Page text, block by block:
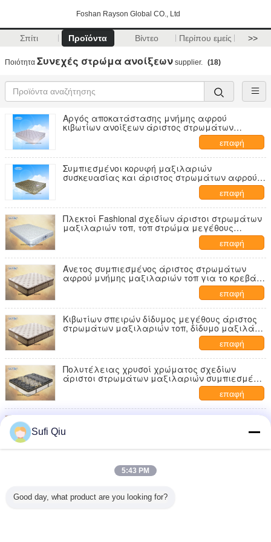
Foshan Rayson Global CO., Ltd
Σπίτι Προϊόντα Βίντεο Περίπου εμείς >>
Ποιότητα Συνεχές στρώμα ανοίξεων supplier. (18)
Αργός αποκατάστασης μνήμης αφρού
κιβωτίων ανοίξεων άριστος στρωμάτων
εγχώριων μαξιλαριών τοπ με το άριστο
επαφή
Συμπιεσμένοι κορυφή μαξιλαριών
συσκευασίας και άριστος στρωμάτων αφρού
μνήμης με το σχέδιο λουλουδιών
επαφή
Πλεκτοί Fashional σχεδίων άριστοι στρωμάτων
μαξιλαριών τοπ, τοπ στρώμα μεγέθους
επαφή
Άνετος συμπιεσμένος άριστος στρωμάτων
αφρού μνήμης μαξιλαριών τοπ για το κρεβάτι
επαφή
Κιβωτίων σπειρών δίδυμος μεγέθους άριστος
στρωμάτων μαξιλαριών τοπ, δίδυμο μαξιλάρι
επαφή
Πολυτέλειας χρυσοί χρώματος σχεδίων
άριστοι στρωμάτων μαξιλαριών συμπιεσμένοι
επαφή
ίντσας, μπερδεμένος άριστος στρωμάτων
αφρού βασίλισσα Size
Κομψή κορυφή μαξιλαριών κρεβατοκάμαρων
και μέγεθος βασιλιάδων άριστων στρωμάτων
Sufi Qiu
5:43 PM
Good day, what product are you looking for?